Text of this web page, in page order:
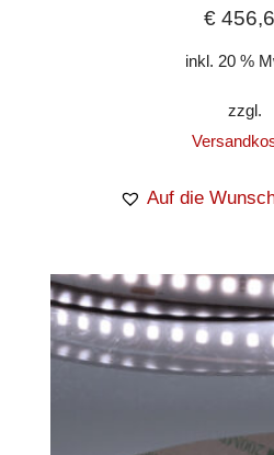
€
inkl. 20 %
zzgl.
Auf die